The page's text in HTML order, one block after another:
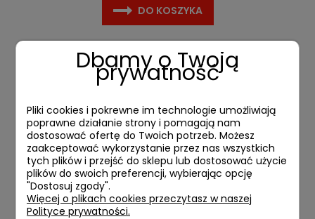
DO KOSZYKA
Dbamy o Twoją
prywatność
Pliki cookies i pokrewne im technologie umożliwiają
poprawne działanie strony i pomagają nam
dostosować ofertę do Twoich potrzeb. Możesz
zaakceptować wykorzystanie przez nas wszystkich
tych plików i przejść do sklepu lub dostosować użycie
plików do swoich preferencji, wybierając opcję
"Dostosuj zgody".
Więcej o plikach cookies przeczytasz w naszej
Polityce prywatności.